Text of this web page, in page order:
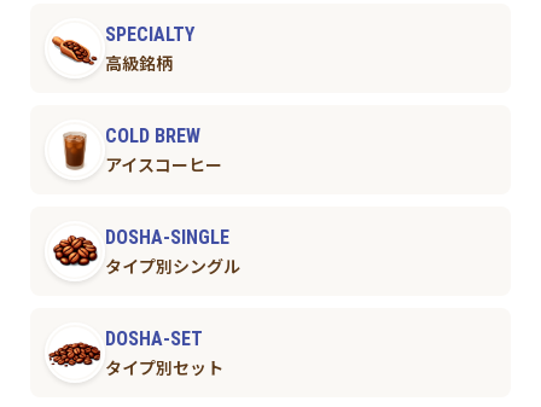
SPECIALTY
高級銘柄
COLD BREW
アイスコーヒー
DOSHA-SINGLE
タイプ別シングル
DOSHA-SET
タイプ別セット